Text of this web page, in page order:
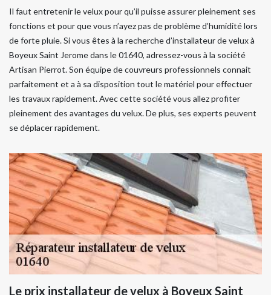
Il faut entretenir le velux pour qu’il puisse assurer pleinement ses
fonctions et pour que vous n’ayez pas de problème d’humidité lors
de forte pluie. Si vous êtes à la recherche d’installateur de velux à
Boyeux Saint Jerome dans le 01640, adressez-vous à la société
Artisan Pierrot. Son équipe de couvreurs professionnels connait
parfaitement et a à sa disposition tout le matériel pour effectuer
les travaux rapidement. Avec cette société vous allez profiter
pleinement des avantages du velux. De plus, ses experts peuvent
se déplacer rapidement.
Le prix installateur de velux à Boyeux Saint